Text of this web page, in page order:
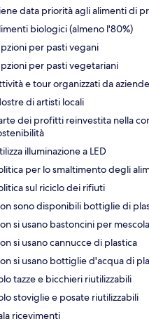
data priorità agli alimenti di
biologici (almeno l'80%)
per pasti vegani
per pasti vegetariani
e tour organizzati da
di artisti locali
dei profitti reinvestita nella
illuminazione a LED
per lo smaltimento degli
sul riciclo dei rifiuti
sono disponibili bottiglie di
si usano bastoncini per
si usano cannucce di plastica
si usano bottiglie d'acqua di
tazze e bicchieri riutilizzabili
stoviglie e posate riutilizzabili
ricevimenti